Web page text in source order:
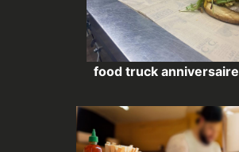
food truck anniversaire